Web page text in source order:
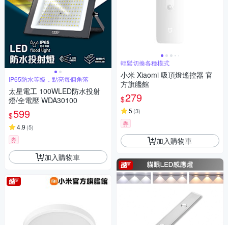
IP65防水等級，點亮每個角落
太星電工 100WLED防水投射
燈/全電壓 WDA30100
$599
4.9 (5)
券
加入購物車
輕鬆切換各種模式
小米 Xiaomi 吸頂燈遙控器 官
方旗艦館
$279
5 (3)
券
加入購物車